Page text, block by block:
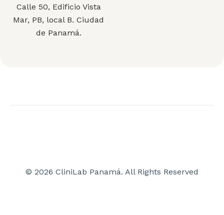
Calle 50, Edificio Vista
Mar, PB, local B. Ciudad
de Panamá.
© 2026 CliniLab Panamá. All Rights Reserved